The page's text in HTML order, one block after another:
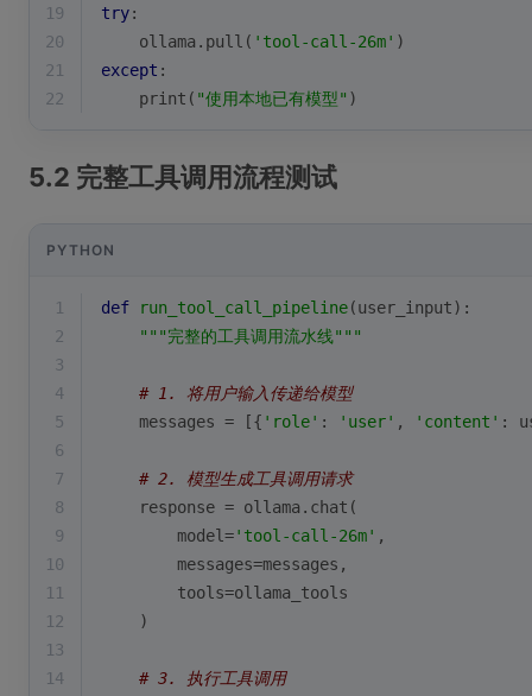
19
try:
20
    ollama.pull(
'tool-call-26m' )
21
except :
22
print ( "使用本地已有模型" )
5.2 完整工具调用流程测试
PYTHON
1 def run_tool_call_pipeline(user_input):
2
"""完整的工具调用流水线"""
3
4
# 1. 将用户输入传递给模型
5
    messages = [{
'role' : 'user' , 'content' :
6
7
# 2. 模型生成工具调用请求
8
    response = ollama.chat(
9
        model=
'tool-call-26m' ,
10
        messages=messages,
11
        tools=ollama_tools
12
    )
13
14
# 3. 执行工具调用